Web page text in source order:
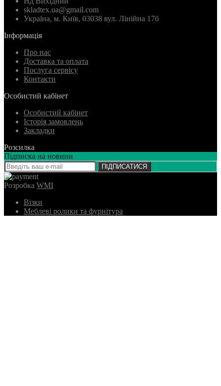
skladtex.ua@gmail.com
Українa, м. Київ, 03038 вул. Лінійна 17б
Інформація
Про нас
Доставка та оплата
Послуга сервісу
Контакти
Особистий кабінет
Особистий кабінет
Історія замовлень
Закладки
Розсилка
Підписка на новини
ПІДПИСАТИСЯ
Розробка WMI
Візки
Меблеві ролики та фурнітура